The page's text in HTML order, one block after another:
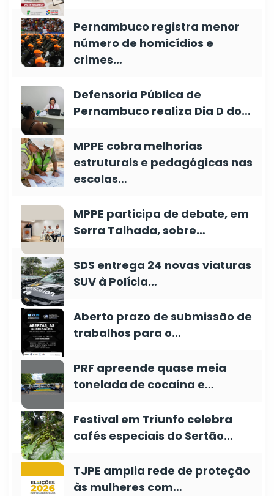
Pernambuco registra menor
número de homicídios e
crimes…
Defensoria Pública de
Pernambuco realiza Dia D do…
MPPE cobra melhorias
estruturais e pedagógicas nas
escolas…
MPPE participa de debate, em
Serra Talhada, sobre…
SDS entrega 24 novas viaturas
SUV à Polícia…
Aberto prazo de submissão de
trabalhos para o…
PRF apreende quase meia
tonelada de cocaína e…
Festival em Triunfo celebra
cafés especiais do Sertão…
TJPE amplia rede de proteção
às mulheres com…